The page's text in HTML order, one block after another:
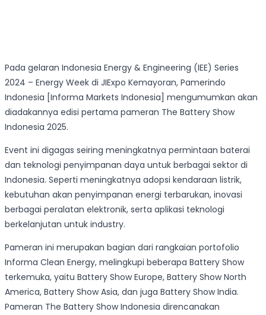
Pada gelaran Indonesia Energy & Engineering (IEE) Series
2024 – Energy Week di JIExpo Kemayoran, Pamerindo
Indonesia [Informa Markets Indonesia] mengumumkan akan
diadakannya edisi pertama pameran The Battery Show
Indonesia 2025.
Event ini digagas seiring meningkatnya permintaan baterai
dan teknologi penyimpanan daya untuk berbagai sektor di
Indonesia. Seperti meningkatnya adopsi kendaraan listrik,
kebutuhan akan penyimpanan energi terbarukan, inovasi
berbagai peralatan elektronik, serta aplikasi teknologi
berkelanjutan untuk industry.
Pameran ini merupakan bagian dari rangkaian portofolio
Informa Clean Energy, melingkupi beberapa Battery Show
terkemuka, yaitu Battery Show Europe, Battery Show North
America, Battery Show Asia, dan juga Battery Show India.
Pameran The Battery Show Indonesia direncanakan